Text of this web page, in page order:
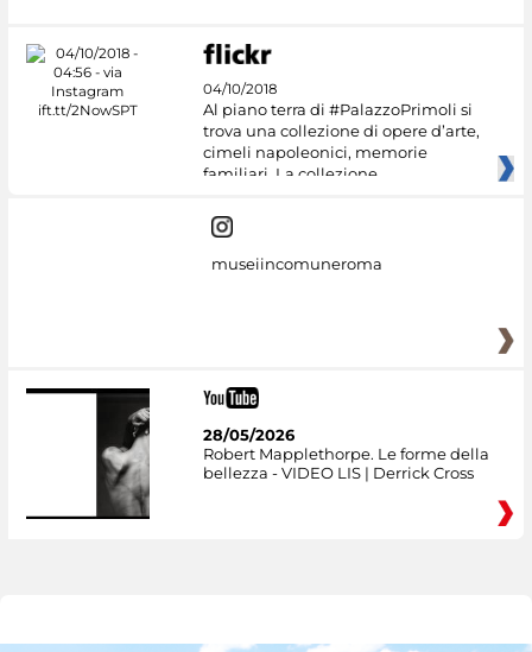
04/10/2018
Al piano terra di #PalazzoPrimoli si
trova una collezione di opere d’arte,
cimeli napoleonici, memorie
familiari. La collezione
museiincomuneroma
28/05/2026
Robert Mapplethorpe. Le forme della
bellezza - VIDEO LIS | Derrick Cross